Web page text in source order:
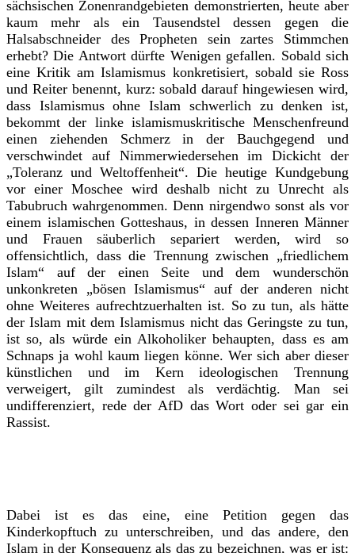
sächsischen Zonenrandgebieten demonstrierten, heute aber
kaum mehr als ein Tausendstel dessen gegen die
Halsabschneider des Propheten sein zartes Stimmchen
erhebt? Die Antwort dürfte Wenigen gefallen. Sobald sich
eine Kritik am Islamismus konkretisiert, sobald sie Ross
und Reiter benennt, kurz: sobald darauf hingewiesen wird,
dass Islamismus ohne Islam schwerlich zu denken ist,
bekommt der linke islamismuskritische Menschenfreund
einen ziehenden Schmerz in der Bauchgegend und
verschwindet auf Nimmerwiedersehen im Dickicht der
„Toleranz und Weltoffenheit“. Die heutige Kundgebung
vor einer Moschee wird deshalb nicht zu Unrecht als
Tabubruch wahrgenommen. Denn nirgendwo sonst als vor
einem islamischen Gotteshaus, in dessen Inneren Männer
und Frauen säuberlich separiert werden, wird so
offensichtlich, dass die Trennung zwischen „friedlichem
Islam“ auf der einen Seite und dem wunderschön
unkonkreten „bösen Islamismus“ auf der anderen nicht
ohne Weiteres aufrechtzuerhalten ist. So zu tun, als hätte
der Islam mit dem Islamismus nicht das Geringste zu tun,
ist so, als würde ein Alkoholiker behaupten, dass es am
Schnaps ja wohl kaum liegen könne. Wer sich aber dieser
künstlichen und im Kern ideologischen Trennung
verweigert, gilt zumindest als verdächtig. Man sei
undifferenziert, rede der AfD das Wort oder sei gar ein
Rassist.
Dabei ist es das eine, eine Petition gegen das
Kinderkopftuch zu unterschreiben, und das andere, den
Islam in der Konsequenz als das zu bezeichnen, was er ist: